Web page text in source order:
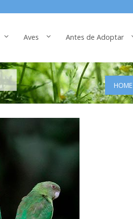
Aves Antes de Adoptar
HOME